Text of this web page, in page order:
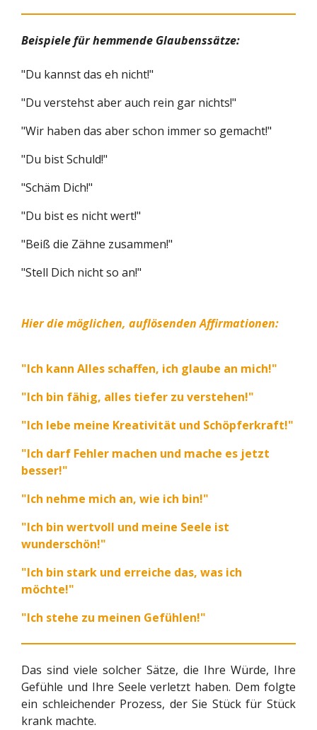
Beispiele für hemmende Glaubenssätze:
"Du kannst das eh nicht!"
"Du verstehst aber auch rein gar nichts!"
"Wir haben das aber schon immer so gemacht!"
"Du bist Schuld!"
"Schäm Dich!"
"Du bist es nicht wert!"
"Beiß die Zähne zusammen!"
"Stell Dich nicht so an!"
Hier die möglichen, auflösenden Affirmationen:
"Ich kann Alles schaffen, ich glaube an mich!"
"Ich bin fähig, alles tiefer zu verstehen!"
"Ich lebe meine Kreativität und Schöpferkraft!"
"Ich darf Fehler machen und mache es jetzt
besser!"
"Ich nehme mich an, wie ich bin!"
"Ich bin wertvoll und meine Seele ist
wunderschön!"
"Ich bin stark und erreiche das, was ich
möchte!"
"Ich stehe zu meinen Gefühlen!"
Das sind viele solcher Sätze, die Ihre Würde, Ihre
Gefühle und Ihre Seele verletzt haben. Dem folgte
ein schleichender Prozess, der Sie Stück für Stück
krank machte.